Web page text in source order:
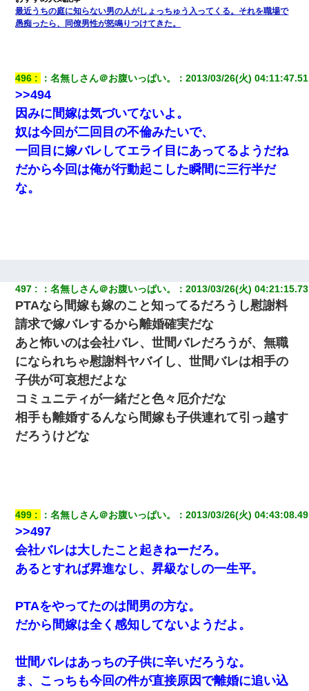
最近うちの庭に知らない男の人がしょっちゅう入ってくる。それを職場で
愚痴ったら、同僚男性が怒鳴りつけてきた。
496 ：名無しさん＠お腹いっぱい。 ：2013/03/26(火)
>>494
因みに間嫁は気づいてないよ。
奴は今回が二回目の不倫みたいで、
一回目に嫁バレしてエライ目にあってるようだね
だから今回は俺が行動起こした瞬間に三行半だ
な。
497 ：名無しさん＠お腹いっぱい。 ：2013/03/26(火)
PTAなら間嫁も嫁のこと知ってるだろうし慰謝料
請求で嫁バレするから離婚確実だな
あと怖いのは会社バレ、世間バレだろうが、無職
になられちゃ慰謝料ヤバイし、世間バレは相手の
子供が可哀想だよな
コミュニティが一緒だと色々厄介だな
相手も離婚するんなら間嫁も子供連れて引っ越す
だろうけどな
499 ：名無しさん＠お腹いっぱい。 ：2013/03/26(火)
>>497
会社バレは大したこと起きねーだろ。
あるとすれば昇進なし、昇級なしの一生平。
PTAをやってたのは間男の方な。
だから間嫁は全く感知してないようだよ。
世間バレはあっちの子供に辛いだろうな。
ま、こっちも今回の件が直接原因で離婚に追い込